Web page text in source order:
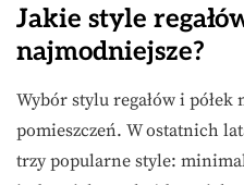
Jakie style
najmodniejsze?
Wybór stylu regałów i
pomieszczeń. W ostatnich
trzy popularne style: